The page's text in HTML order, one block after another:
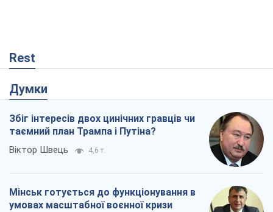
Rest
Думки
Збіг інтересів двох цинічних гравців чи
таємний план Трампа і Путіна?
Віктор Швець 4,6 т.
Мінськ готується до функціонування в
умовах масштабної воєнної кризи